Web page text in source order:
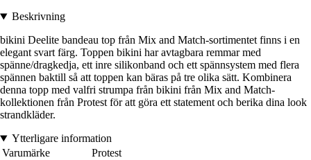
Beskrivning
bikini Deelite bandeau top från Mix and Match-sortimentet finns i en
elegant svart färg. Toppen bikini har avtagbara remmar med
spänne/dragkedja, ett inre silikonband och ett spännsystem med flera
spännen baktill så att toppen kan bäras på tre olika sätt. Kombinera
denna topp med valfri strumpa från bikini från Mix and Match-
kollektionen från Protest för att göra ett statement och berika dina look
strandkläder.
Ytterligare information
Varumärke
Protest